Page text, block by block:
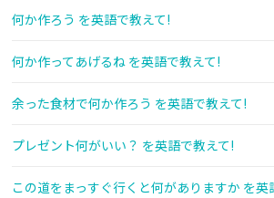
何か作ろう を英語で教えて!
何か作ってあげるね を英語で教えて!
余った食材で何か作ろう を英語で教えて!
プレゼント何がいい？ を英語で教えて!
この道をまっすぐ行くと何がありますか を英